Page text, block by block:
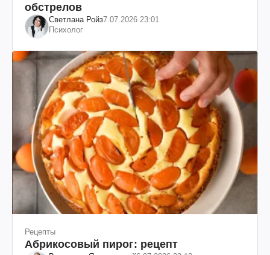
обстрелов
Светлана Ройз7.07.2026 23:01
Психолог
Рецепты
Абрикосовый пирог: рецепт